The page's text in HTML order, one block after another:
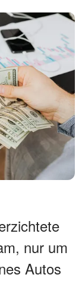
nur um
Autos